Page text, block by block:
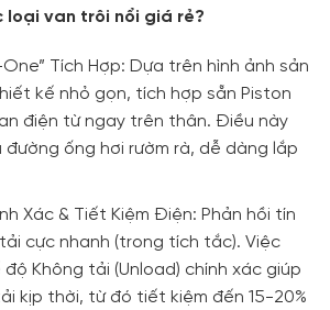
loại van trôi nổi giá rẻ?
Tích Hợp: Dựa trên hình ảnh sản
kế nhỏ gọn, tích hợp sẵn Piston
điện từ ngay trên thân. Điều này
đường ống hơi rườm rà, dễ dàng lắp
Xác & Tiết Kiệm Điện: Phản hồi tín
cực nhanh (trong tích tắc). Việc
Không tải (Unload) chính xác giúp
kịp thời, từ đó tiết kiệm đến 15-20%